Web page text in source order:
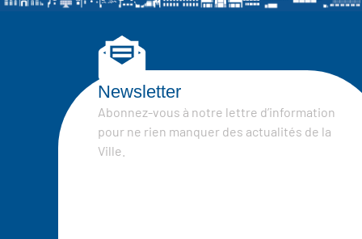
Newsletter
Abonnez-vous à notre lettre d’information
pour ne rien manquer des actualités de la
Ville.